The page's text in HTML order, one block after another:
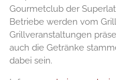
Gourmetclub der
Betriebe werden vom
Grillveranstaltungen
auch die Getränke
dabei sein.